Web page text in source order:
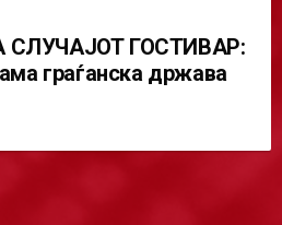
СЛУЧАЈОТ ГОСТИВАР:
граѓанска држава